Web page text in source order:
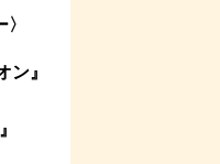
〉
ン』